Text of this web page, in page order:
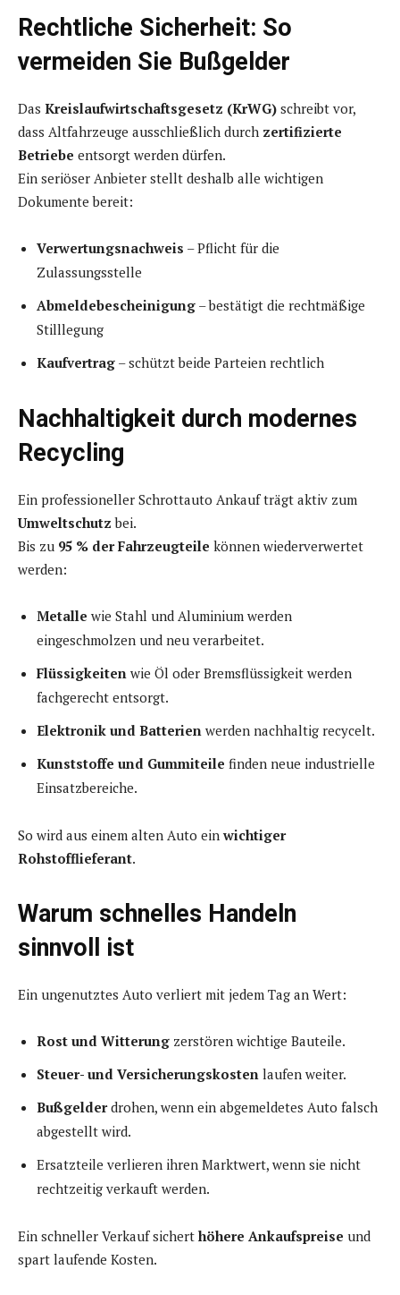
Rechtliche Sicherheit: So
vermeiden Sie Bußgelder
Das Kreislaufwirtschaftsgesetz (KrWG) schreibt vor,
dass Altfahrzeuge ausschließlich durch zertifizierte
Betriebe entsorgt werden dürfen.
Ein seriöser Anbieter stellt deshalb alle wichtigen
Dokumente bereit:
Verwertungsnachweis – Pflicht für die
Zulassungsstelle
Abmeldebescheinigung – bestätigt die rechtmäßige
Stilllegung
Kaufvertrag – schützt beide Parteien rechtlich
Nachhaltigkeit durch modernes
Recycling
Ein professioneller Schrottauto Ankauf trägt aktiv zum
Umweltschutz bei.
Bis zu 95 % der Fahrzeugteile können wiederverwertet
werden:
Metalle wie Stahl und Aluminium werden
eingeschmolzen und neu verarbeitet.
Flüssigkeiten wie Öl oder Bremsflüssigkeit werden
fachgerecht entsorgt.
Elektronik und Batterien werden nachhaltig recycelt.
Kunststoffe und Gummiteile finden neue industrielle
Einsatzbereiche.
So wird aus einem alten Auto ein wichtiger
Rohstofflieferant.
Warum schnelles Handeln
sinnvoll ist
Ein ungenutztes Auto verliert mit jedem Tag an Wert:
Rost und Witterung zerstören wichtige Bauteile.
Steuer- und Versicherungskosten laufen weiter.
Bußgelderdrohen, wenn ein abgemeldetes Auto falsch
abgestellt wird.
Ersatzteile verlieren ihren Marktwert, wenn sie nicht
rechtzeitig verkauft werden.
Ein schneller Verkauf sichert höhere Ankaufspreise und
spart laufende Kosten.